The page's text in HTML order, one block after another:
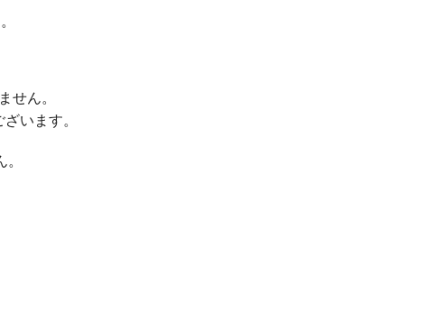
せん。
います。